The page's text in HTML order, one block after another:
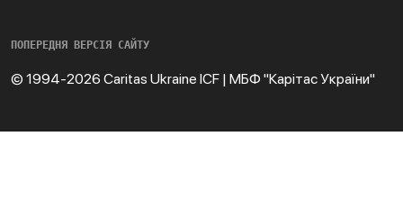
ПОПЕРЕДНЯ ВЕРСІЯ САЙТУ
© 1994-2026 Caritas Ukraine ICF | МБФ "Карітас України"